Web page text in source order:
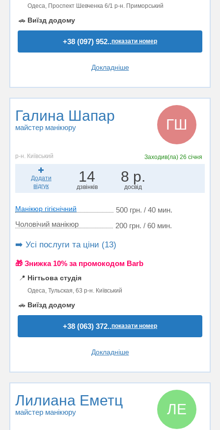
Одеса, Проспект Шевченка 6/1 р-н. Приморський
🚗 Виїзд додому
+38 (097) 952..показати номер
Докладніше
Галина Шапар
майстер манікюру ГШ
р-н. Київський Заходив(ла) 26 січня
Додати
відгук
14
дзвінків
8 р.
досвід
Манікюр гігієнічний
500 грн. / 40 мин.
Чоловічий манікюр
200 грн. / 60 мин.
➡️ Усі послуги та ціни (13)
🎁 Знижка 10% за промокодом Barb
📍 Нігтьова студія
Одеса, Тульская, 63 р-н. Київський
🚗 Виїзд додому
+38 (063) 372..показати номер
Докладніше
Лилиана Еметц
майстер манікюру ЛЕ